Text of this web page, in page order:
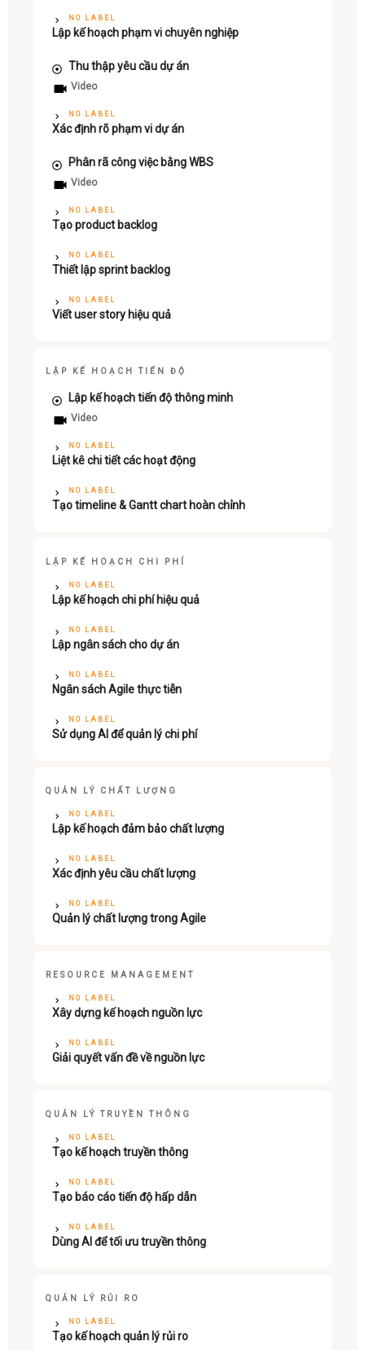
NO LABEL
Lập kế hoạch phạm vi chuyên nghiệp
Thu thập yêu cầu dự án
Video
NO LABEL
Xác định rõ phạm vi dự án
Phân rã công việc bằng WBS
Video
NO LABEL
Tạo product backlog
NO LABEL
Thiết lập sprint backlog
NO LABEL
Viết user story hiệu quả
LẬP KẾ HOẠCH TIẾN ĐỘ
Lập kế hoạch tiến độ thông minh
Video
NO LABEL
Liệt kê chi tiết các hoạt động
NO LABEL
Tạo timeline & Gantt chart hoàn chỉnh
LẬP KẾ HOẠCH CHI PHÍ
NO LABEL
Lập kế hoạch chi phí hiệu quả
NO LABEL
Lập ngân sách cho dự án
NO LABEL
Ngân sách Agile thực tiễn
NO LABEL
Sử dụng AI để quản lý chi phí
QUẢN LÝ CHẤT LƯỢNG
NO LABEL
Lập kế hoạch đảm bảo chất lượng
NO LABEL
Xác định yêu cầu chất lượng
NO LABEL
Quản lý chất lượng trong Agile
RESOURCE MANAGEMENT
NO LABEL
Xây dựng kế hoạch nguồn lực
NO LABEL
Giải quyết vấn đề về nguồn lực
QUẢN LÝ TRUYỀN THÔNG
NO LABEL
Tạo kế hoạch truyền thông
NO LABEL
Tạo báo cáo tiến độ hấp dẫn
NO LABEL
Dùng AI để tối ưu truyền thông
QUẢN LÝ RỦI RO
NO LABEL
Tạo kế hoạch quản lý rủi ro